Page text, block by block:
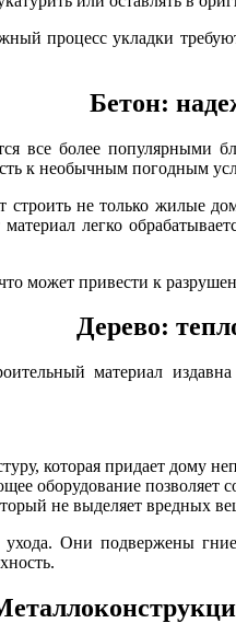
процесс укладки
Бетон:
все более
к необычным погодным
строить не только жилые
легко
может привести к
Дерево:
материал
которая придает дому
оборудование позволяет
не выделяет вредных
ухода. Они подвержены